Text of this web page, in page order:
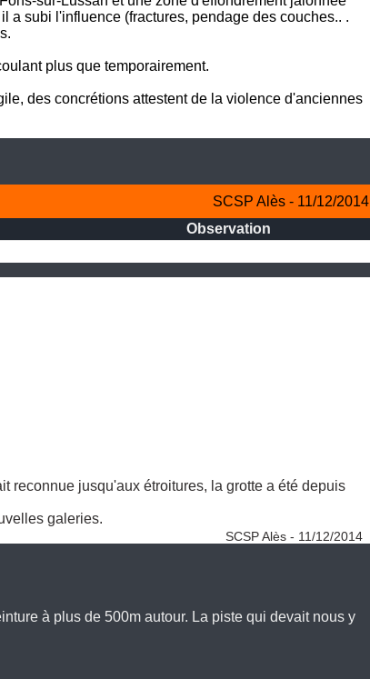
a subi l'influence (fractures, pendage des couches.. .
plus que temporairement.
des concrétions attestent de la violence d'anciennes
SCSP Alès - 11/12/2014
Observation
reconnue jusqu'aux étroitures, la grotte a été depuis
galeries.
SCSP Alès - 11/12/2014
à plus de 500m autour. La piste qui devait nous y